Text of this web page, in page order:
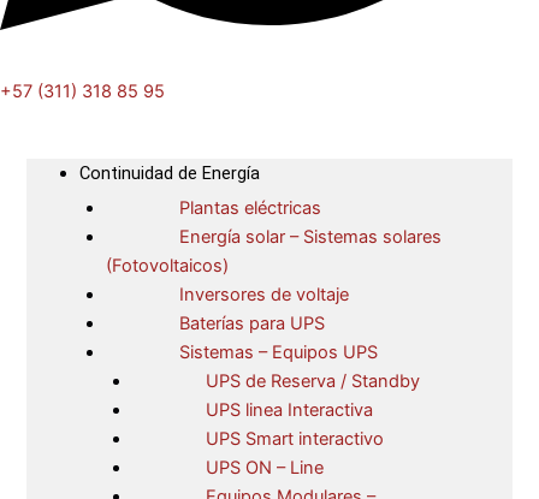
+57 (311) 318 85 95
Continuidad de Energía
Plantas eléctricas
Energía solar – Sistemas solares
(Fotovoltaicos)
Inversores de voltaje
Baterías para UPS
Sistemas – Equipos UPS
UPS de Reserva / Standby
UPS linea Interactiva
UPS Smart interactivo
UPS ON – Line